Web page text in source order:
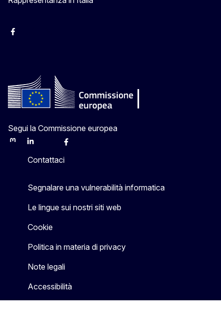
Facebook Europa in Italia
Segui la Commissione europea
MastodonLinkedInBlueskyFacebook
Contattaci
Segnalare una vulnerabilità informatica
Le lingue sui nostri siti web
Cookie
Politica in materia di privacy
Note legali
Accessibilità